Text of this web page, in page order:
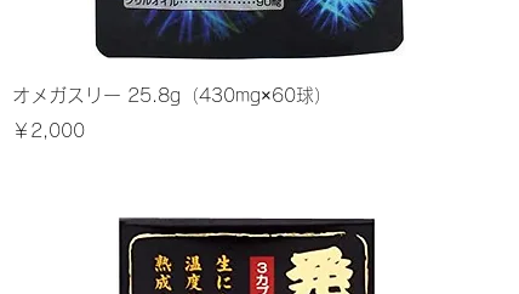
クイックビュー
オメガスリー 25.8g（430mg×60球）
価格
￥2,000